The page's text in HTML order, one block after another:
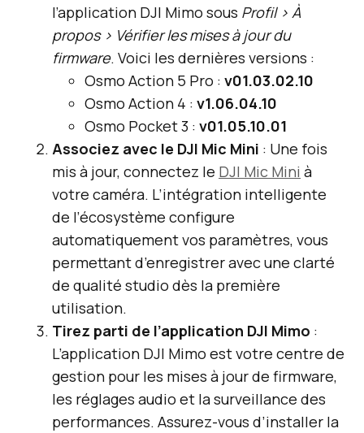
l’application DJI Mimo sous Profil > À
propos > Vérifier les mises à jour du
firmware. Voici les dernières versions :
Osmo Action 5 Pro : v01.03.02.10
Osmo Action 4 : v1.06.04.10
Osmo Pocket 3 : v01.05.10.01
Associez avec le DJI Mic Mini : Une fois
mis à jour, connectez le DJI Mic Mini à
votre caméra. L’intégration intelligente
de l’écosystème configure
automatiquement vos paramètres, vous
permettant d’enregistrer avec une clarté
de qualité studio dès la première
utilisation.
Tirez parti de l’application DJI Mimo :
L’application DJI Mimo est votre centre de
gestion pour les mises à jour de firmware,
les réglages audio et la surveillance des
performances. Assurez-vous d’installer la